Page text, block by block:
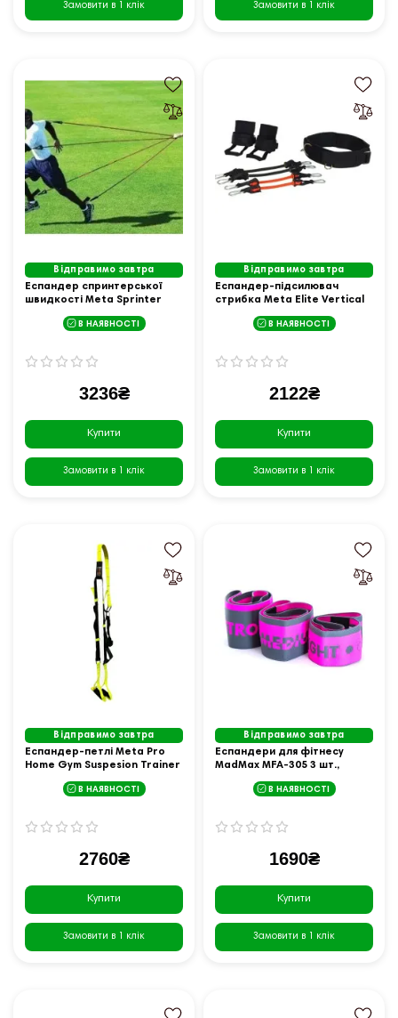
Замовити в 1 клік Замовити в 1 клік
Відправимо завтра
Еспандер спринтерської
швидкості Meta Sprinter
Уні OFSM
В НАЯВНОСТІ
3236₴
Купити
Замовити в 1 клік
Відправимо завтра
Еспандер-підсилювач
стрибка Meta Elite Vertical
червоний В НАЯВНОСТІ
2122₴
Купити
Замовити в 1 клік
Відправимо завтра
Еспандер-петлі Meta Pro
Home Gym Suspesion Trainer
В НАЯВНОСТІ
2760₴
Купити
Замовити в 1 клік
Відправимо завтра
Еспандери для фітнесу
MadMax MFA-305 3 шт.,
В НАЯВНОСТІ
1690₴
Купити
Замовити в 1 клік